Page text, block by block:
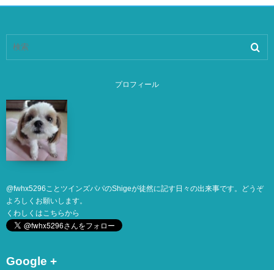
プロフィール
@fwhx5296ことツインズパパのShigeが徒然に記す日々の出来事です。どうぞ
よろしくお願いします。
くわしくはこちらから
Google +